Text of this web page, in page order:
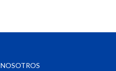
NOSOTROS